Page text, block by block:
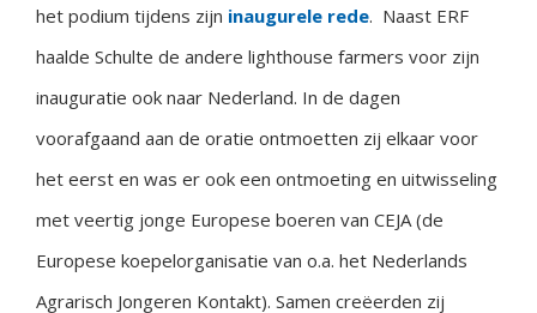
het podium tijdens zijn inaugurele rede. Naast ERF
haalde Schulte de andere lighthouse farmers voor zijn
inauguratie ook naar Nederland. In de dagen
voorafgaand aan de oratie ontmoetten zij elkaar voor
het eerst en was er ook een ontmoeting en uitwisseling
met veertig jonge Europese boeren van CEJA (de
Europese koepelorganisatie van o.a. het Nederlands
Agrarisch Jongeren Kontakt). Samen creëerden zij